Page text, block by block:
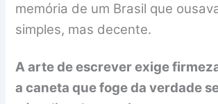
memória de um Brasil que
simples, mas decente.
A arte de escrever exige
a caneta que foge da verdade